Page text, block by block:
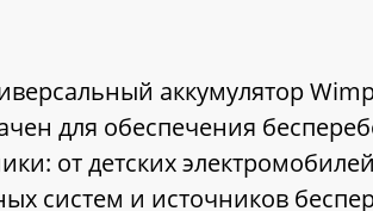
аккумулятор
для обеспечения
от детских
систем и источников